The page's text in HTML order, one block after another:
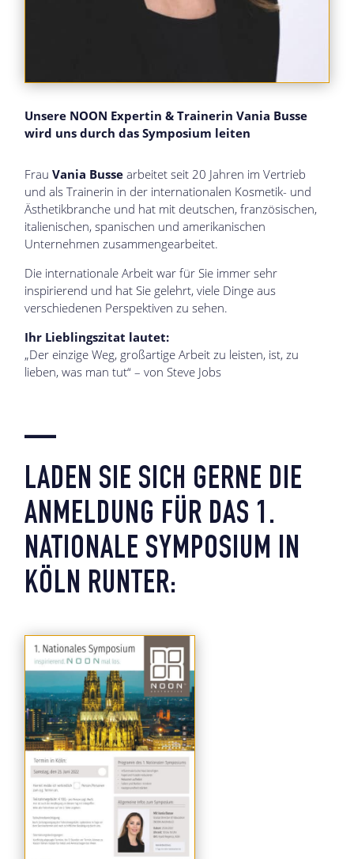
Unsere NOON Expertin & Trainerin Vania Busse
wird uns durch das Symposium leiten
FrauVania Busse arbeitet seit 20 Jahren im Vertrieb
und als Trainerin in der internationalen Kosmetik- und
Ästhetikbranche und hat mit deutschen, französischen,
italienischen, spanischen und amerikanischen
Unternehmen zusammengearbeitet.
Die internationale Arbeit war für Sie immer sehr
inspirierend und hat Sie gelehrt, viele Dinge aus
verschiedenen Perspektiven zu sehen.
Ihr Lieblingszitat lautet:
„Der einzige Weg, großartige Arbeit zu leisten, ist, zu
lieben, was man tut“ – von Steve Jobs
—
LADEN SIE SICH GERNE DIE
ANMELDUNG FÜR DAS 1.
NATIONALE SYMPOSIUM IN
KÖLN RUNTER: